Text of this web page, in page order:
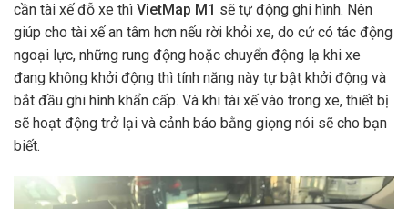
cần tài xế đỗ xe thì VietMap M1 sẽ tự động ghi hình. Nên
giúp cho tài xế an tâm hơn nếu rời khỏi xe, do cứ có tác động
ngoại lực, những rung động hoặc chuyển động lạ khi xe
đang không khởi động thì tính năng này tự bật khởi động và
bắt đầu ghi hình khẩn cấp. Và khi tài xế vào trong xe, thiết bị
sẽ hoạt động trở lại và cảnh báo bằng giọng nói sẽ cho bạn
biết.